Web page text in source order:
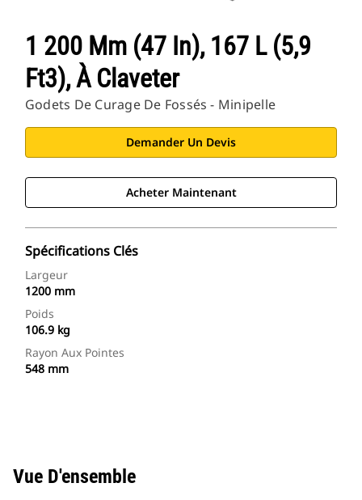
1 200 Mm (47 In), 167 L (5,9
Ft3), À Claveter
Godets De Curage De Fossés - Minipelle
Demander Un Devis
Acheter Maintenant
Spécifications Clés
Largeur
1200 mm
Poids
106.9 kg
Rayon Aux Pointes
548 mm
Vue D'ensemble